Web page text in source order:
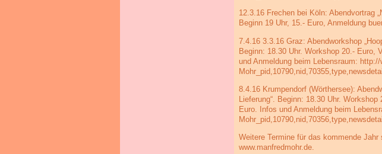
12.3.16 Frechen bei Köln: Abendvortrag
Beginn 19 Uhr, 15.- Euro, Anmeldung
7.4.16 3.3.16 Graz: Abendworkshop
Beginn: 18.30 Uhr. Workshop 20.- Euro,
und Anmeldung beim Lebensraum:
8.4.16 Krumpendorf (Wörthersee):
Lieferung“. Beginn: 18.30 Uhr.
Euro. Infos und Anmeldung beim
Weitere Termine für das kommende
www.manfredmohr.de.